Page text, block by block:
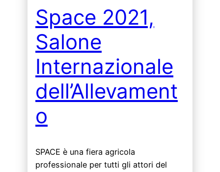
Space 2021,
Salone
Internazionale
dell’Allevament
o
SPACE è una fiera agricola
professionale per tutti gli attori del